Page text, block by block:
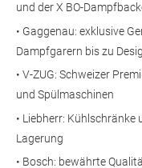
und der X BO-
• Gaggenau: exklusive
Dampfgarern bis zu
• V-ZUG: Schweizer
und Spülmaschinen
• Liebherr:
Lagerung
• Bosch: bewährte